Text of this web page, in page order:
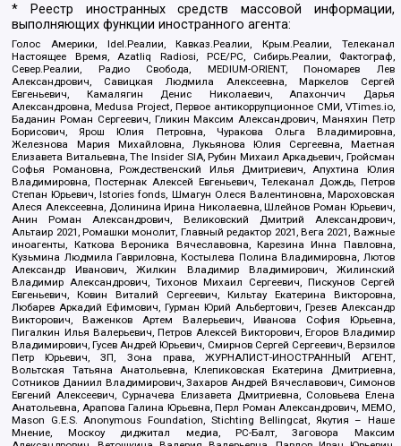
* Реестр иностранных средств массовой информации,
выполняющих функции иностранного агента:
Голос Америки, Idel.Реалии, Кавказ.Реалии, Крым.Реалии, Телеканал
Настоящее Время, Azatliq Radiosi, PCE/PC, Сибирь.Реалии, Фактограф,
Север.Реалии, Радио Свобода, MEDIUM-ORIENT, Пономарев Лев
Александрович, Савицкая Людмила Алексеевна, Маркелов Сергей
Евгеньевич, Камалягин Денис Николаевич, Апахончич Дарья
Александровна, Medusa Project, Первое антикоррупционное СМИ, VTimes.io,
Баданин Роман Сергеевич, Гликин Максим Александрович, Маняхин Петр
Борисович, Ярош Юлия Петровна, Чуракова Ольга Владимировна,
Железнова Мария Михайловна, Лукьянова Юлия Сергеевна, Маетная
Елизавета Витальевна, The Insider SIA, Рубин Михаил Аркадьевич, Гройсман
Софья Романовна, Рождественский Илья Дмитриевич, Апухтина Юлия
Владимировна, Постернак Алексей Евгеньевич, Телеканал Дождь, Петров
Степан Юрьевич, Istories fonds, Шмагун Олеся Валентиновна, Мароховская
Алеся Алексеевна, Долинина Ирина Николаевна, Шлейнов Роман Юрьевич,
Анин Роман Александрович, Великовский Дмитрий Александрович,
Альтаир 2021, Ромашки монолит, Главный редактор 2021, Вега 2021, Важные
иноагенты, Каткова Вероника Вячеславовна, Карезина Инна Павловна,
Кузьмина Людмила Гавриловна, Костылева Полина Владимировна, Лютов
Александр Иванович, Жилкин Владимир Владимирович, Жилинский
Владимир Александрович, Тихонов Михаил Сергеевич, Пискунов Сергей
Евгеньевич, Ковин Виталий Сергеевич, Кильтау Екатерина Викторовна,
Любарев Аркадий Ефимович, Гурман Юрий Альбертович, Грезев Александр
Викторович, Важенков Артем Валерьевич, Иванова София Юрьевна,
Пигалкин Илья Валерьевич, Петров Алексей Викторович, Егоров Владимир
Владимирович, Гусев Андрей Юрьевич, Смирнов Сергей Сергеевич, Верзилов
Петр Юрьевич, ЗП, Зона права, ЖУРНАЛИСТ-ИНОСТРАННЫЙ АГЕНТ,
Вольтская Татьяна Анатольевна, Клепиковская Екатерина Дмитриевна,
Сотников Даниил Владимирович, Захаров Андрей Вячеславович, Симонов
Евгений Алексеевич, Сурначева Елизавета Дмитриевна, Соловьева Елена
Анатольевна, Арапова Галина Юрьевна, Перл Роман Александрович, МЕМО,
Mason G.E.S. Anonymous Foundation, Stichting Bellingcat, Якутия – Наше
Мнение, Москоу диджитал медиа, РС-Балт, Заговора Максим